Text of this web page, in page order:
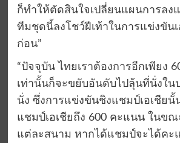
ก็ทำให้ตัดสินใจเปลี่ยนแผนการลง
ทีมชุดนี้ลงโชว์ฝีเท้าในการแข่งขันเ
ก่อน”
“ปัจจุบัน ไทยเราต้องการอีกเพียง
เท่านั้นก็จะขยับอันดับไปลุ้นที่นั่งใน
นั่ง ซึ่งการแข่งขันชิงแชมป์เอเชีย
แชมป์เอเชียถึง 600 คะแนน ในข
แต่ละสนาม หากได้แชมป์จะได้คะ